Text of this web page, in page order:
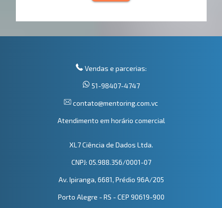
Vendas e parcerias:
51-98407-4747
contato@mentoring.com.vc
Atendimento em horário comercial
XL7 Ciência de Dados Ltda.
CNPJ: 05.988.356/0001-07
Av. Ipiranga, 6681, Prédio 96A/205
Porto Alegre - RS - CEP 90619-900